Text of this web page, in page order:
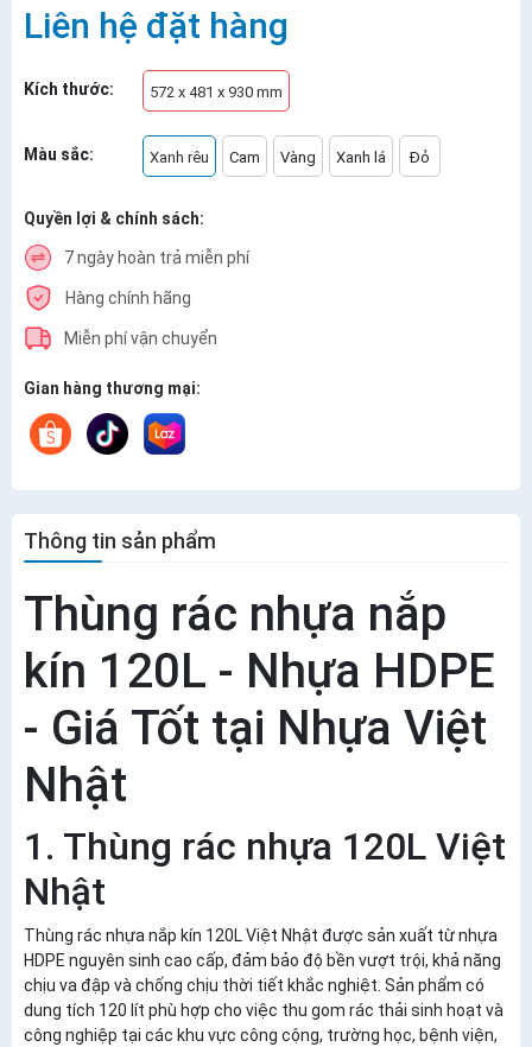
Liên hệ đặt hàng
Kích thước: 572 x 481 x 930 mm
Màu sắc: Xanh rêu Cam Vàng Xanh lá Đỏ
Quyền lợi & chính sách:
7 ngày hoàn trả miễn phí
Hàng chính hãng
Miễn phí vận chuyển
Gian hàng thương mại:
Thông tin sản phẩm
Thùng rác nhựa nắp
kín 120L - Nhựa HDPE
- Giá Tốt tại Nhựa Việt
Nhật
1. Thùng rác nhựa 120L Việt
Nhật
Thùng rác nhựa nắp kín 120L Việt Nhật được sản xuất từ nhựa
HDPE nguyên sinh cao cấp, đảm bảo độ bền vượt trội, khả năng
chịu va đập và chống chịu thời tiết khắc nghiệt. Sản phẩm có
dung tích 120 lít phù hợp cho việc thu gom rác thải sinh hoạt và
công nghiệp tại các khu vực công cộng, trường học, bệnh viện,